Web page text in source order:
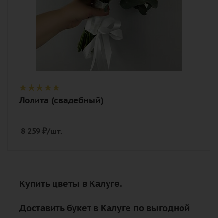
Лолита (свадебный)
8 259 ₽/шт.
Купить цветы в Калуге.
Доставить букет в Калуге по выгодной